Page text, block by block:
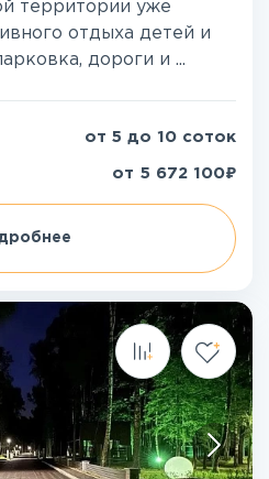
территории уже
отдыха детей и
дороги и ...
от 5 до 10 соток
от 5 672 100₽